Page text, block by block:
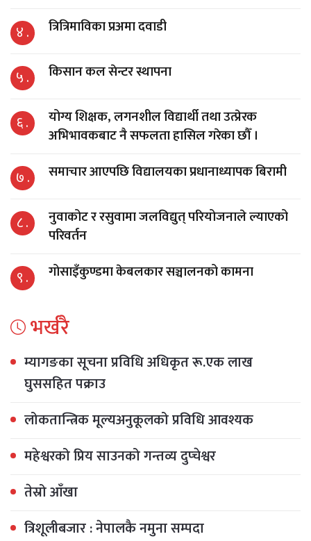
४ . त्रित्रिमाविका प्रअमा दवाडी
५ . किसान कल सेन्टर स्थापना
६ .
योग्य शिक्षक, लगनशील विद्यार्थी तथा उत्प्रेरक
अभिभावकबाट नै सफलता हासिल गरेका छौँ ।
७ . समाचार आएपछि विद्यालयका प्रधानाध्यापक बिरामी
८ .
नुवाकोट र रसुवामा जलविद्युत् परियोजनाले ल्याएको
परिवर्तन
९ . गोसाइँकुण्डमा केबलकार सञ्चालनको कामना
भर्खरै
म्यागङका सूचना प्रविधि अधिकृत रू.एक लाख
घुससहित पक्राउ
लोकतान्त्रिक मूल्यअनुकूलको प्रविधि आवश्यक
महेश्वरको प्रिय साउनको गन्तव्य दुप्चेश्वर
तेस्रो आँखा
त्रिशूलीबजार : नेपालकै नमुना सम्पदा